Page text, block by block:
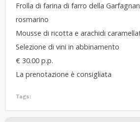
Frolla di farina di farro della
rosmarino
Mousse di ricotta e arachidi
Selezione di vini in abbinamento
€ 30.00 p.p.
La prenotazione è consigliata
Tags: